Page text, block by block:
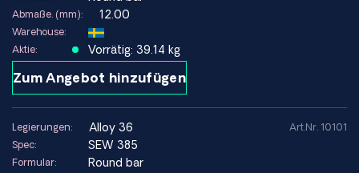
Abmaße. (mm): 12.00
Warehouse:
Aktie:
Vorrätig: 39.14 kg
Zum Angebot hinzufügen
Legierungen: alloy 36
Spec: SEW 385
Formular: Round bar
Art.Nr. 10101